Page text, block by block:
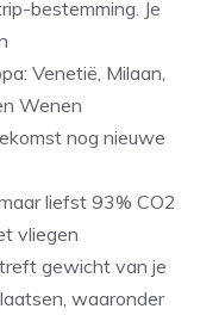
bestemming. Je
Venetië, Milaan,
Wenen
nog nieuwe
liefst 93% CO2
vliegen
gewicht van je
waaronder